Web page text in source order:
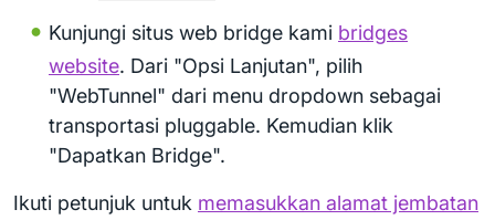
Kunjungi situs web bridge kami bridges
website. Dari "Opsi Lanjutan", pilih
"WebTunnel" dari menu dropdown sebagai
transportasi pluggable. Kemudian klik
"Dapatkan Bridge".
Ikuti petunjuk untuk memasukkan alamat jembatan